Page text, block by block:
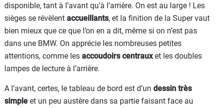
disponible, tant à l’avant qu’à l’arrière. On est au large ! Les
sièges se révèlent accueillants, et la finition de la Super vaut
bien mieux que ce que l’on en a dit, même si on n’est pas
dans une BMW. On apprécie les nombreuses petites
attentions, comme les accoudoirs centrauxet les doubles
lampes de lecture à l’arrière.
A l’avant, certes, le tableau de bord est d’un dessin très
simple et un peu austère dans sa partie faisant face au